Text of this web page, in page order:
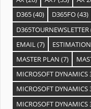
D365(40) D365FO(43)
D365TOURNEWSLETTER
EMAIL(7) ESTIMATION
MASTER PLAN (7)
MICROSOFT DYNAMICS
MICROSOFT DYNAMICS
MICROSOFT DYNAMICS